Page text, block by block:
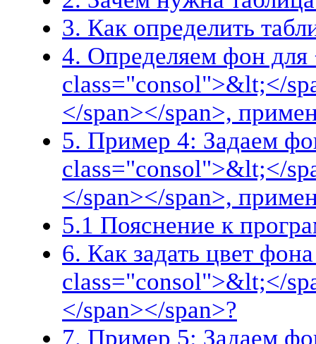
3. Как определить
4. Определяем фон для
class="consol">&lt;</
</span></span>,
5. Пример 4: Задаем
class="consol">&lt;</
</span></span>,
5.1 Пояснение к
6. Как задать цвет
class="consol">&lt;</
</span></span>?
7. Пример 5: Задаем